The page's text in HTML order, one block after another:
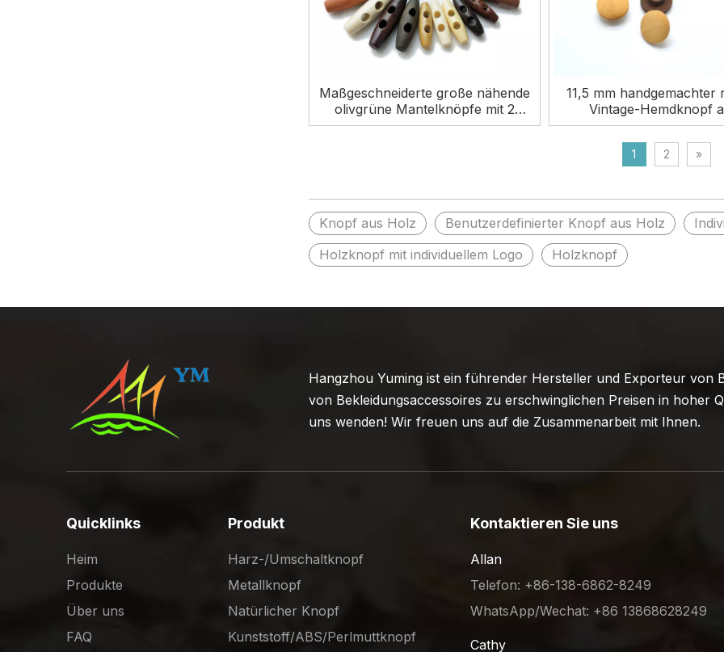
Maßgeschneiderte große nähende
olivgrüne Mantelknöpfe mit 2
Löchern aus natürlichem Holz
11,5 mm handgemachter
Vintage-Hemdknopf
natürlichem
1 2 »
Knopf aus Holz Benutzerdefinierter Knopf aus Holz
Holzknopf mit individuellem Logo
Holzknopf
Hangzhou Yuming ist ein führender Hersteller und Exporteur von
von Bekleidungsaccessoires zu erschwinglichen Preisen in hoher
uns wenden! Wir freuen uns auf die Zusammenarbeit mit Ihnen.
Quicklinks
Heim
Produkte
Über uns
FAQ
Produkt
Harz-/Umschaltknopf
Metallknopf
Natürlicher Knopf
Kunststoff/ABS/Perlmuttknopf
Kontaktieren Sie uns
Allan
Telefon: +86-138-6862-8249
WhatsApp/Wechat: +86 13868628249
Cathy